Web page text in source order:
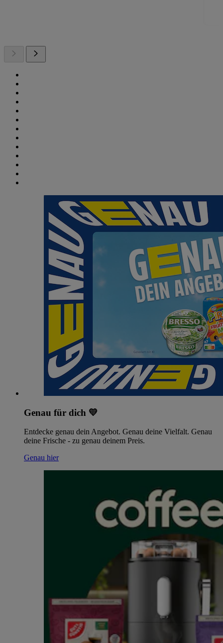
Genau für dich 💛
Entdecke genau dein Angebot. Genau deine Vielfalt. Genau
deine Frische - zu genau deinem Preis.
Genau hier